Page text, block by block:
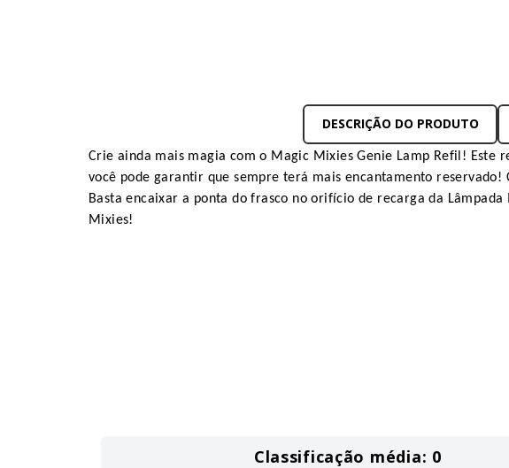
DESCRIÇÃO DO PRODUTO
Crie ainda mais magia com o Magic Mixies Genie Lamp Refil!
você pode garantir que sempre terá mais encantamento
Basta encaixar a ponta do frasco no orifício de recarga da
Mixies!
Classificação média: 0